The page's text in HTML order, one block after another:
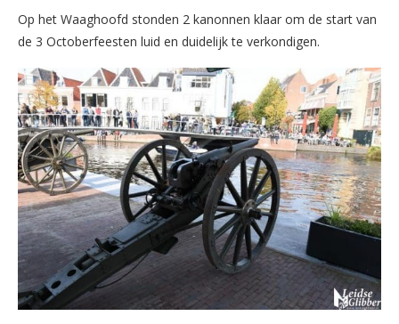
Op het Waaghoofd stonden 2 kanonnen klaar om de start van
de 3 Octoberfeesten luid en duidelijk te verkondigen.